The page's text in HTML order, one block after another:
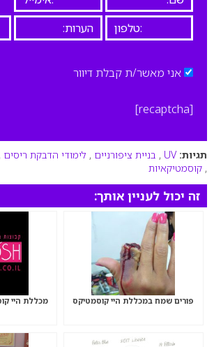
אני מאשר/ת קבלת דיוור
[recaptcha]
תגיות:UV
, בניית ציפורניים , לימודי הדבקת ריסים
, קוסמטיקאיות
זה יכול לעניין אותך:
פורים שמח במכללת היי קוסמטיקס
מכללת היי